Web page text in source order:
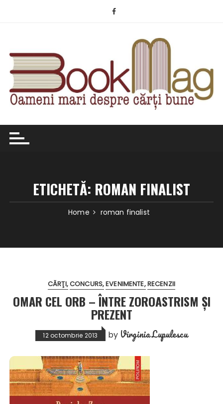
ETICHETĂ: ROMAN FINALIST
Home roman finalist
CĂRŢI CONCURS EVENIMENTE RECENZII
OMAR CEL ORB – ÎNTRE ZOROASTRISM ȘI
PREZENT
12 octombrie 2013 by Virginia Lupulescu